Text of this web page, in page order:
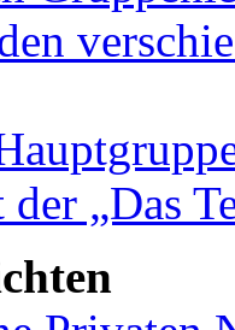
der „Das